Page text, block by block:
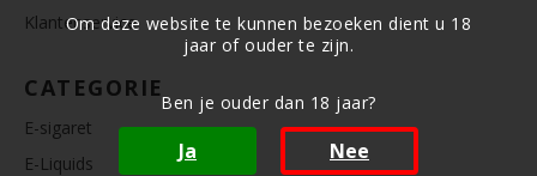
Om deze website te kunnen bezoeken dient u 18
jaar of ouder te zijn.
Ben je ouder dan 18 jaar?
Ja Nee
Klantenservice
CATEGORIE
E-sigaret
E-Liquids